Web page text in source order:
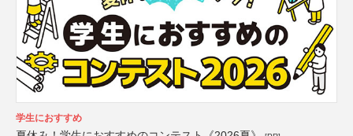
学生におすすめ